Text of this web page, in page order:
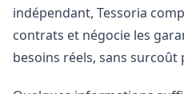
indépendant, Tessoria
contrats et négocie les
besoins réels, sans surcoût